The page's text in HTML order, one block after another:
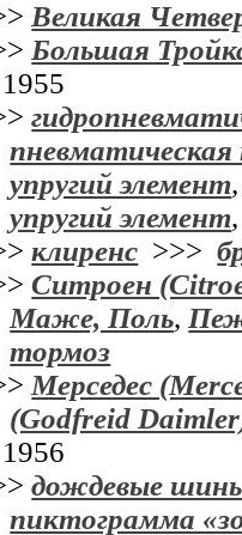
Великая
Большая
пневматическая
упругий элемент
упругий элемент
клиренс >>>
Ситроен
Маже, Поль,
тормоз
Мерседес
(Godfreid
дождевые
пиктограмма